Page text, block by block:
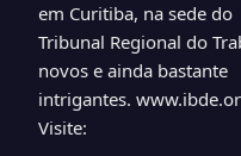
em Curitiba, na sede do
Tribunal Regional do
novos e ainda bastante
intrigantes.
Visite: